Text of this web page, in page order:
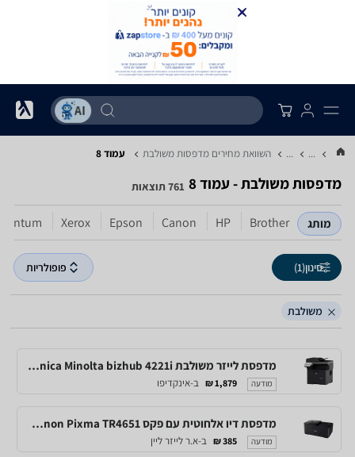
...
... השוואת מחירים מדפסות ‏משולבת עמוד 8
מדפסות ‏משולבת - עמוד 8 761 תוצאות
מותג Brother
HP
Canon
Epson
Xerox
Pantum
סינון(1) פופולריות
משולבת
מדפסת ‏לייזר ‏משולבת Konica Minolta bizhub 4221i
מודעה 1,879 ₪ ב-אינקדיפו
מדפסת דיו אלחוטית עם פקס Canon Pixma TR4651 לבנה
מודעה 385 ₪ ב-א.ר לייזר ליין